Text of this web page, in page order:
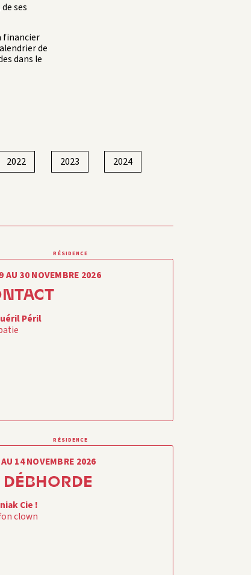
ses
financier
de
dans le
2022 2023
2024
RÉSIDENCE
AU 30 NOVEMBRE 2026
Péril
RÉSIDENCE
14 NOVEMBRE 2026
DÉBHORDE
Cie !
clown